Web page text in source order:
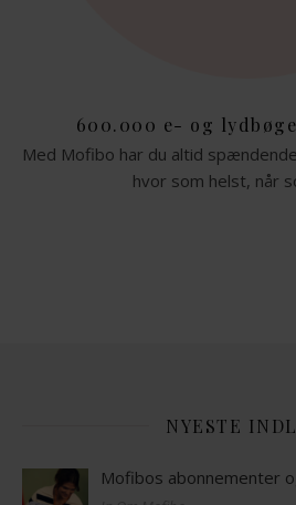
600.000 e- og
Med Mofibo har du altid
hvor som helst, når
NYESTE
Mofibos abonnementer